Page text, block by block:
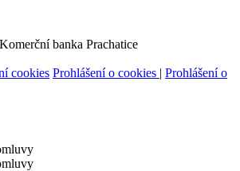
banka Prachatice
cookies Prohlášení o cookies | Prohlášení o